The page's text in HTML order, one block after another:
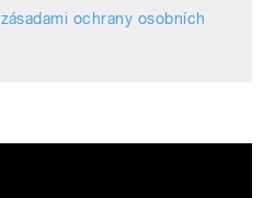
zásadami ochrany osobních